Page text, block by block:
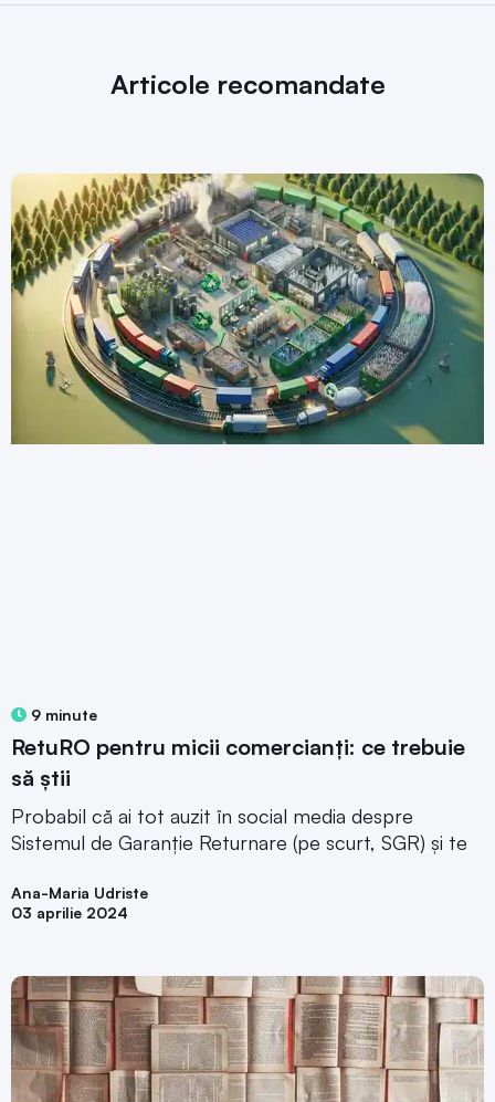
Articole recomandate
9 minute
RetuRO pentru micii comercianți: ce trebuie
să știi
Probabil că ai tot auzit în social media despre
Sistemul de Garanție Returnare (pe scurt, SGR) și te
Ana-Maria Udriste
03 aprilie 2024